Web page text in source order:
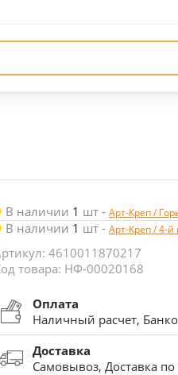
В наличии 1 шт - Арт-Креп /
В наличии 1 шт - Арт-Креп / 4-й
4610011870217
товара: НФ-00020168
Оплата
Наличный расчет,
Доставка
Самовывоз, Доставка по